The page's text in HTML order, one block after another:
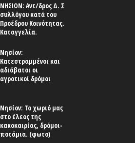
ΝΗΣΙΟΝ: Αντ/δρος Δ. Σ
συλλόγου κατά του
Προέδρου Κοινότητας.
Καταγγελία.
Νησίον:
Κατεστραμμένοι και
αδιάβατοι οι
αγροτικοί δρόμοι
Νησίον: Το χωριό μας
στο έλεος της
κακοκαιρίας, δρόμοι-
ποτάμια. (φωτο)